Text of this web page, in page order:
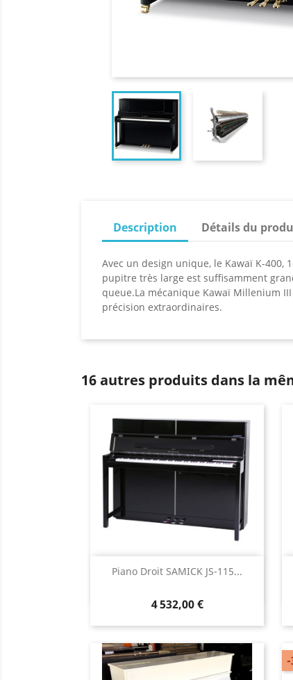
Description Détails du
Avec un design unique, le Kawaï K-400,
pupitre très large est suffisamment
queue.La mécanique Kawaï Millenium
précision extraordinaires.
16 autres produits dans la
Piano Droit SAMICK JS-115...
4 532,00 €
Aperçu rapide